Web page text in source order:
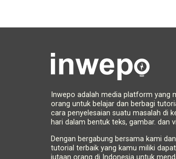
Inwepo adalah media platform yang
orang untuk belajar dan berbagi
cara penyelesaian suatu masalah di
hari dalam bentuk teks, gambar. dan
Dengan bergabung bersama kami
tutorial terbaik yang kamu miliki
jutaan orang di Indonesia untuk